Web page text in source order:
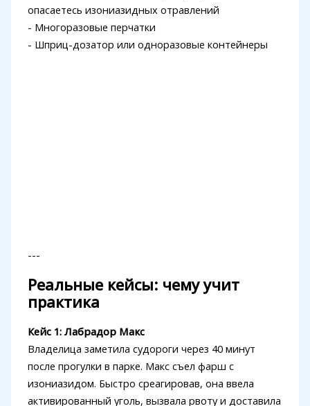
опасаетесь изониазидных отравлений
- Многоразовые перчатки
- Шприц-дозатор или одноразовые контейнеры
---
Реальные кейсы: чему учит
практика
Кейс 1: Лабрадор Макс
Владелица заметила судороги через 40 минут
после прогулки в парке. Макс съел фарш с
изониазидом. Быстро среагировав, она ввела
активированный уголь, вызвала рвоту и доставила